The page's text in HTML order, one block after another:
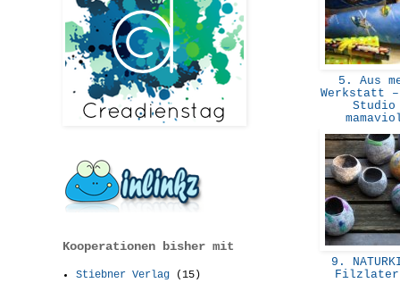
5. Aus
Werkstatt
9.
Kooperationen bisher mit
Stiebner Verlag
(15)